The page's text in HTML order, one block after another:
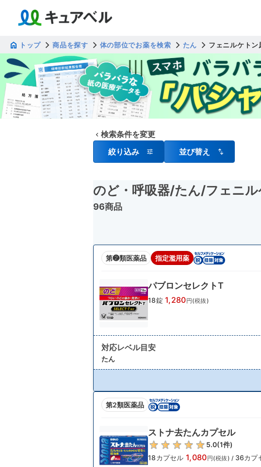
トップ 商品を探す 体の部位でお薬を検索 たん フェニルケトン
検索条件を変更
絞り込み
並び替え
のど・呼吸器/たん/フェニル
96商品
第❷類医薬品 指定濫用薬
パブロンセレクトT
18錠 1,280円(税抜)
対応レベル目安
たん
第2類医薬品
ストナ去たんカプセル
5.0(1件)
18カプセル 1,080円(税抜) / 36カプ